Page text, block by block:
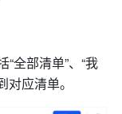
“全部清单”、“我
对应清单。